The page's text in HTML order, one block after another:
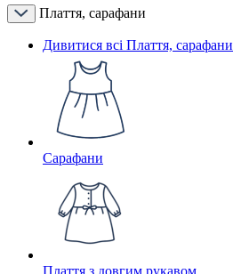
Плаття, сарафани
Дивитися всі Плаття, сарафани
Сарафани
Плаття з довгим рукавом